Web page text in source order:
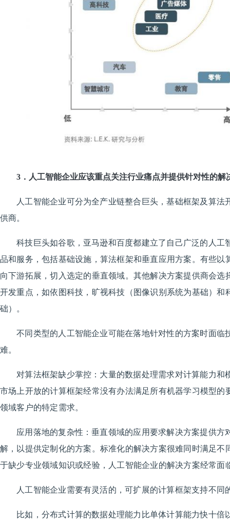
3．人工智能企业应该重点关注行业痛点并提供针对性的解
人工智能企业可分为全产业链整合巨头，基础框架及算法
供商。
科技巨头如谷歌，亚马逊和百度都建立了自己广泛的人工
品和服务，包括基础设施，算法框架和垂直应用方案。有些以
向下游拓展，切入选定的垂直领域。其他解决方案提供商会选
开发重点，如依图科技，旷视科技（图像识别系统为基础）和
础）。
不同类型的人工智能企业可能在落地针对性的方案时面临
难。
对算法框架缺少掌控：大量的数据处理需求对计算能力和
市场上开放的计算框架经常没有办法满足所有机器学习模型的
领域客户的特定需求。
应用落地的复杂性：垂直领域的应用要求解决方案提供方
解，以提供定制化的方案。标准化的解决方案很难同时满足不
于缺少专业领域知识或经验，人工智能企业的解决方案经常面
人工智能企业需要有灵活的，可扩展的计算框架支持不同
比如，分布式计算的数据处理能力比单体计算能力快十倍